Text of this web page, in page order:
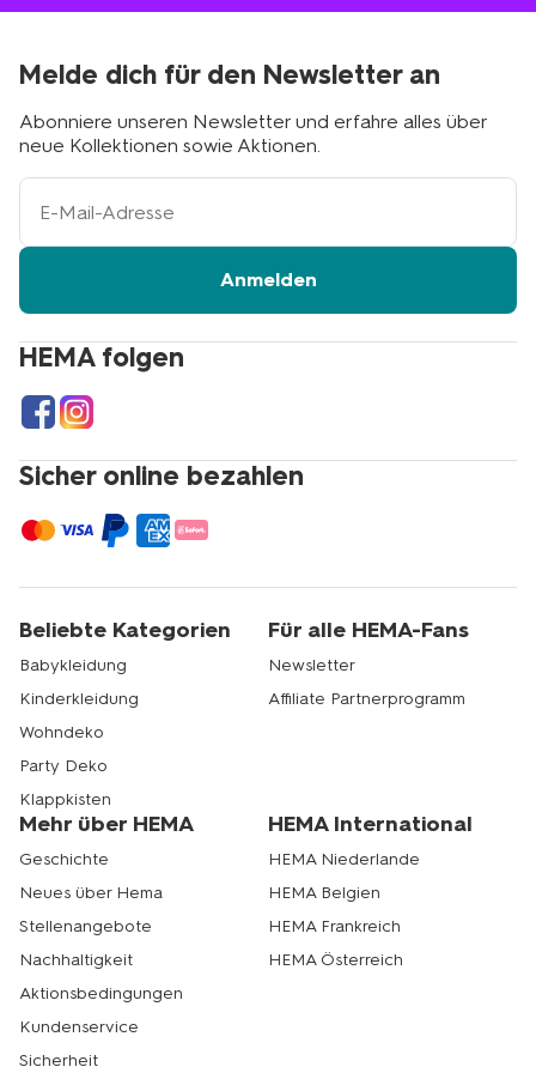
HEMA folgen
Sicher online bezahlen
Melde dich für den Newsletter an
Abonniere unseren Newsletter und erfahre alles über
neue Kollektionen sowie Aktionen.
Ihre
Adresse
Anmelden
Beliebte Kategorien
Babykleidung
Kinderkleidung
Wohndeko
Party Deko
Klappkisten
Für alle HEMA-Fans
Newsletter
Affiliate Partnerprogramm
Mehr über HEMA
Geschichte
Neues über Hema
Stellenangebote
Nachhaltigkeit
Aktionsbedingungen
Kundenservice
Sicherheit
HEMA International
HEMA Niederlande
HEMA Belgien
HEMA Frankreich
HEMA Österreich